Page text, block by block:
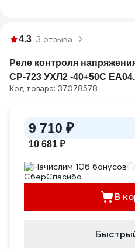
4.3 3 отзыва
Реле контроля
CP-723 УХЛ2 -40+50С
Код товара: 37078578
9 710 ₽
10 681 ₽
Начислим 106 бонусов
В